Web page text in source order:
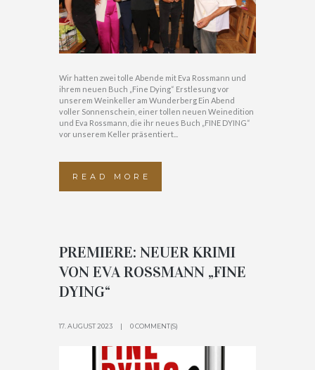
Wir hatten zwei tolle Abende mit Eva Rossmann und
ihrem neuen Buch „Fine Dying“ Erstlesung vor
unserem Weinkeller am Wunderberg Ein Abend
voller Sonnenschein, einer tollen neuen Weinedition
und Eva Rossmann, die ihr neues Buch „FINE DYING“
vor unserem Keller präsentiert...
READ MORE
PREMIERE: NEUER KRIMI
VON EVA ROSSMANN „FINE
DYING“
17. AUGUST 2023 0 COMMENT(S)